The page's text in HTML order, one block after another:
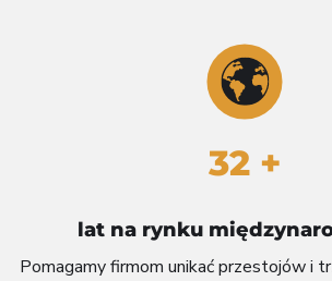
32 +
lat na rynku
Pomagamy firmom unikać przestojów i